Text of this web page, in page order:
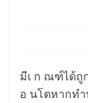
มีเ ก ณฑ์ได้ถู
อ นโตหากท